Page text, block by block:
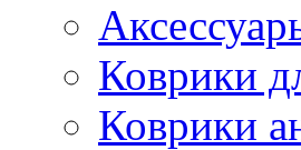
Коврики
Коврики